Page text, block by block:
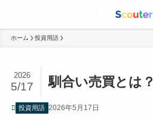
ホーム 投資用語
馴合い売買とは？
2026
5/17
投資用語 2026年5月17日